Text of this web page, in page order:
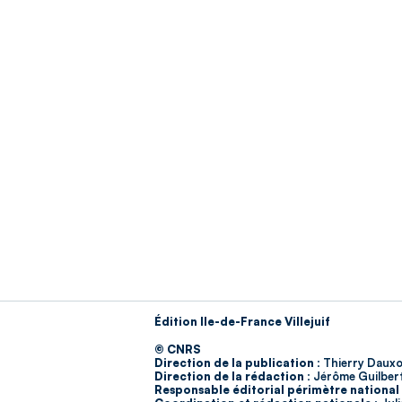
Édition Ile-de-France Villejuif
© CNRS
Direction de la publication : Thierry
Direction de la rédaction : Jérôme
Responsable éditorial périmètre national